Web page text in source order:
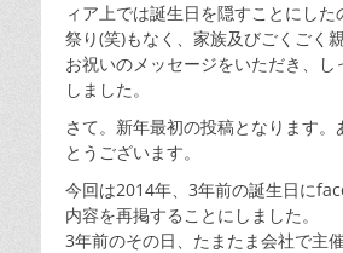
ィア上では誕生日を隠すことにした
祭り(笑)もなく、家族及びごくごく
お祝いのメッセージをいただき、し
しました。
さて。新年最初の投稿となります
とうございます。
今回は2014年、3年前の誕生日に
内容を再掲することにしました。
3年前のその日、たまたま会社で主